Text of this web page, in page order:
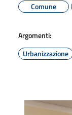
Comune
Argomenti:
Urbanizzazione